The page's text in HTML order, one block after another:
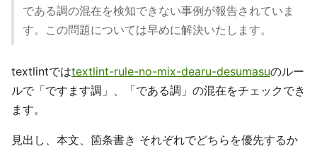
である調の混在を検知できない事例が報告されていま
す。この問題については早めに解決いたします。
textlintではtextlint-rule-no-mix-dearu-desumasuのルー
ルで「ですます調」、「である調」の混在をチェックでき
ます。
見出し、本文、箇条書き それぞれでどちらを優先するか